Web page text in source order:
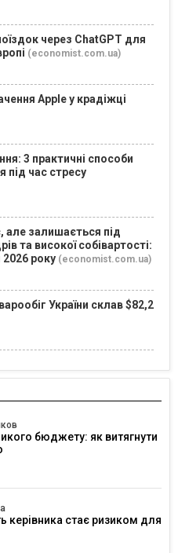
через ChatGPT для
(economist.com.ua)
Apple у крадіжці
3 практичні способи
під час стресу
але залишається під
та високої собівартості:
2026 року (economist.com.ua)
України склав $82,2
бюджету: як витягнути
керівника стає ризиком для